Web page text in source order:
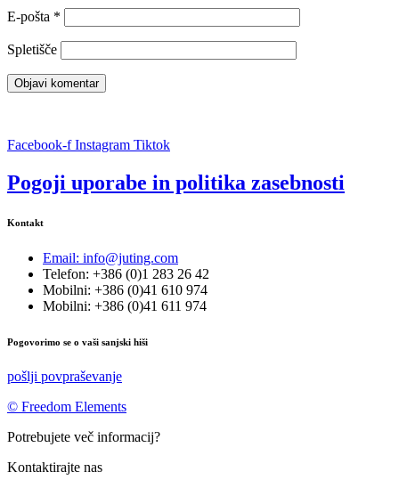
E-pošta *
Spletišče
Facebook-f Instagram Tiktok
Pogoji uporabe in politika zasebnosti
Kontakt
Email: info@juting.com
Telefon: +386 (0)1 283 26 42
Mobilni: +386 (0)41 610 974
Mobilni: +386 (0)41 611 974
Pogovorimo se o vaši sanjski hiši
pošlji povpraševanje
© Freedom Elements
Potrebujete več informacij?
Kontaktirajte nas